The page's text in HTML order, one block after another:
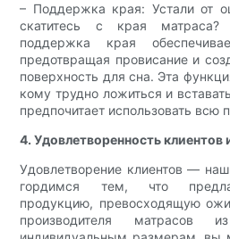
– Поддержка края: Устали от
скатитесь с края матраса?
поддержка края
предотвращая провисание и
поверхность для сна. Эта
кому трудно ложиться и
предпочитает использовать всю
4. Удовлетворенность клиентов
Удовлетворение клиентов —
гордимся тем, что
продукцию, превосходящую
производителя матрасов